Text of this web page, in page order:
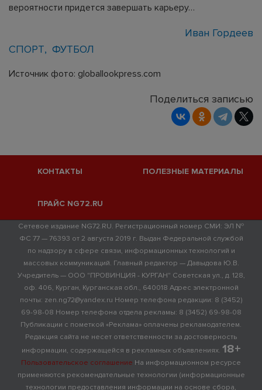
вероятности придется завершать карьеру…
Иван Гордеев
СПОРТ
ФУТБОЛ
Источник фото: globallookpress.com
Поделиться записью
КОНТАКТЫ ПОЛЕЗНЫЕ МАТЕРИАЛЫ
ПРАЙС NG72.RU
Сетевое издание NG72.RU. Регистрационный номер СМИ: ЭЛ №
ФС 77 — 76393 от 2 августа 2019 г. Выдан Федеральной службой
по надзору в сфере связи, информационных технологий и
массовых коммуникаций. Главный редактор — Давыдова Ю.В.
Учредитель — ООО "ПРОВИНЦИЯ - КУРГАН" Советская ул., д. 128,
оф. 406, Курган, Курганская обл., 640018 Адрес электронной
почты: zen.ng72@yandex.ru Номер телефона редакции: 8 (3452)
69-98-08 Номер телефона отдела рекламы: 8 (3452) 69-98-08
Публикации с пометкой «Реклама» оплачены рекламодателем.
Редакция сайта не несет ответственности за достоверность
информации, содержащейся в рекламных объявлениях. 18+
Пользовательское соглашение На информационном ресурсе
применяются рекомендательные технологии (информационные
технологии предоставления информации на основе сбора,